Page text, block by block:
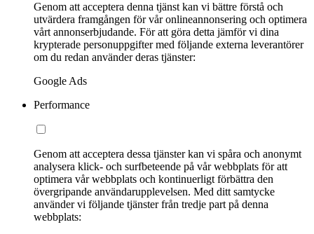
Genom att acceptera denna tjänst kan vi bättre förstå och
utvärdera framgången för vår onlineannonsering och optimera
vårt annonserbjudande. För att göra detta jämför vi dina
krypterade personuppgifter med följande externa leverantörer
om du redan använder deras tjänster:
Google Ads
Performance
Genom att acceptera dessa tjänster kan vi spåra och anonymt
analysera klick- och surfbeteende på vår webbplats för att
optimera vår webbplats och kontinuerligt förbättra den
övergripande användarupplevelsen. Med ditt samtycke
använder vi följande tjänster från tredje part på denna
webbplats: